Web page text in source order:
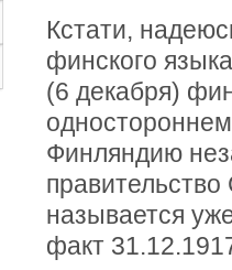
Кстати,
финского
(6 декабря)
Финляндию
называется
факт